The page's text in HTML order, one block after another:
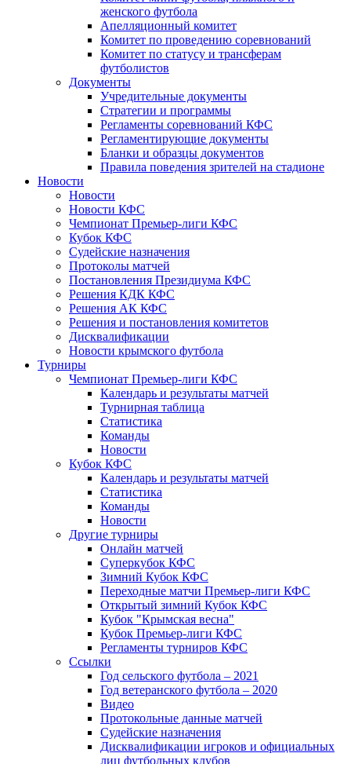
женского футбола
Апелляционный комитет
Комитет по проведению соревнований
Комитет по статусу и трансферам
футболистов
Документы
Учредительные документы
Стратегии и программы
Регламенты соревнований КФС
Регламентирующие документы
Бланки и образцы документов
Правила поведения зрителей на стадионе
Новости
Новости
Новости КФС
Чемпионат Премьер-лиги КФС
Кубок КФС
Судейские назначения
Протоколы матчей
Постановления Президиума КФС
Решения КДК КФС
Решения АК КФС
Решения и постановления комитетов
Дисквалификации
Новости крымского футбола
Турниры
Чемпионат Премьер-лиги КФС
Календарь и результаты матчей
Турнирная таблица
Статистика
Команды
Новости
Кубок КФС
Календарь и результаты матчей
Статистика
Команды
Новости
Другие турниры
Онлайн матчей
Суперкубок КФС
Зимний Кубок КФС
Переходные матчи Премьер-лиги КФС
Открытый зимний Кубок КФС
Кубок "Крымская весна"
Кубок Премьер-лиги КФС
Регламенты турниров КФС
Ссылки
Год сельского футбола – 2021
Год ветеранского футбола – 2020
Видео
Протокольные данные матчей
Судейские назначения
Дисквалификации игроков и официальных
лиц футбольных клубов